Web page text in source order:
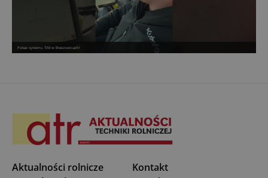
Pokaz systemu TIM w Braszowicach!
Aktualności rolnicze
Kontakt